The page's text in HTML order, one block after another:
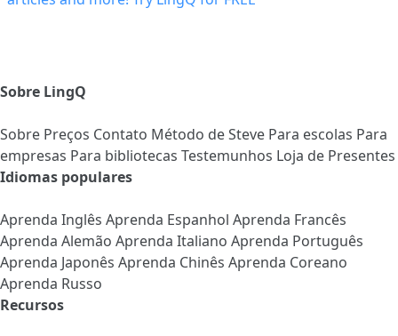
Sobre LingQ
Sobre Preços Contato Método de Steve Para escolas Para
empresas Para bibliotecas Testemunhos Loja de Presentes
Idiomas populares
Aprenda Inglês Aprenda Espanhol Aprenda Francês
Aprenda Alemão Aprenda Italiano Aprenda Português
Aprenda Japonês Aprenda Chinês Aprenda Coreano
Aprenda Russo
Recursos